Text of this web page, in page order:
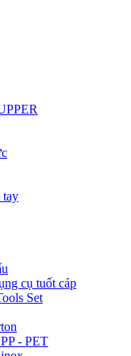
tay
cụ tuốt cáp
Set
- PET